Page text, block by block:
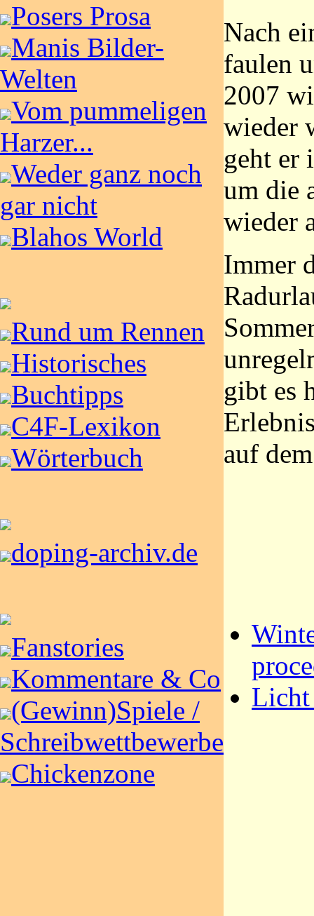
Posers Prosa
Manis Bilder-
Welten
Vom pummeligen
Harzer...
Weder ganz noch
gar nicht
Blahos World
Rund um Rennen
Historisches
Buchtipps
C4F-Lexikon
Wörterbuch
doping-archiv.de
Fanstories
Kommentare & Co
(Gewinn)Spiele /
Schreibwettbewerbe
Chickenzone
Nach
faulen
2007
wieder
geht er
um die
wieder
Immer
gibt es
auf
Licht